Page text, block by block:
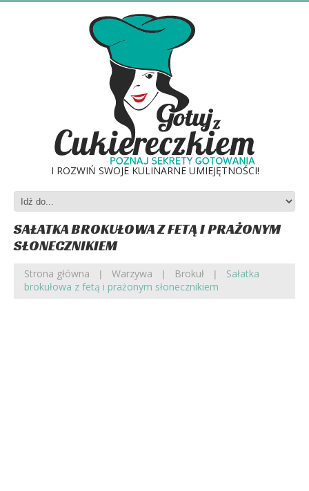
I ROZWIŃ SWOJE KULINARNE UMIEJĘTNOŚCI!
SAŁATKA BROKUŁOWA Z FETĄ I PRAŻONYM
SŁONECZNIKIEM
Strona główna Warzywa Brokuł
Sałatka
brokułowa z fetą i prażonym słonecznikiem